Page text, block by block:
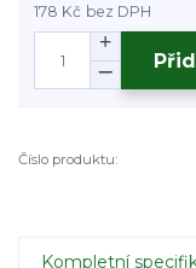
178 Kč bez DPH
Číslo produktu:
Kompletní